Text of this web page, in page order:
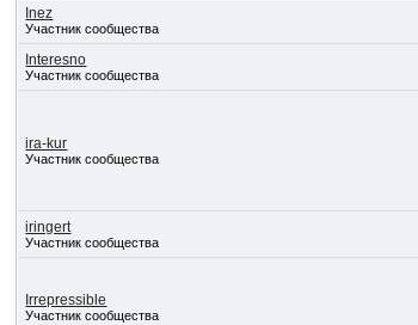
Inez
Участник сообщества
Interesno
Участник сообщества
ira-kur
Участник сообщества
iringert
Участник сообщества
Irrepressible
Участник сообщества